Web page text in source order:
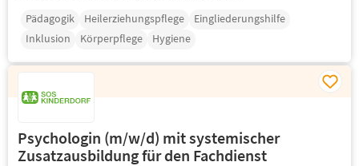
Pädagogik Heilerziehungspflege
Eingliederungshilfe
Inklusion
Körperpflege Hygiene
Psychologin (m/w/d) mit systemischer
Zusatzausbildung für den Fachdienst